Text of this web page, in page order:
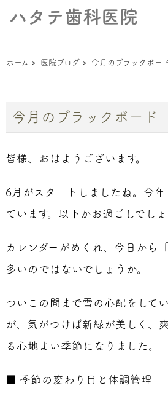
ハタテ歯科医院
ホーム > 医院ブログ > 今月のブラックボー
今月のブラックボード
皆様、おはようございます。
6月がスタートしましたね。今年
ています。以下かお過ごしでしょ
カレンダーがめくれ、今日から
多いのではないでしょうか。
ついこの間まで雪の心配をして
が、気がつけば新緑が美しく、
る心地よい季節になりました。
■ 季節の変わり目と体調管理